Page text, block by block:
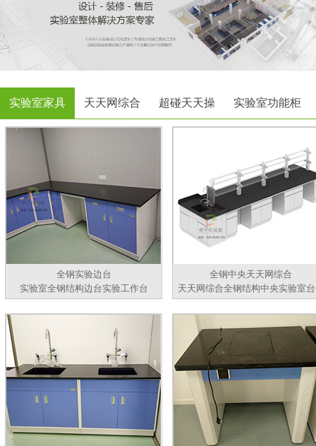
实验室家具 天天网综合 超碰天天操 实验室功能柜
全钢实验边台
实验室全钢结构边台实验工作台
全钢中央天天网综合
天天网综合全钢结构中央实验室